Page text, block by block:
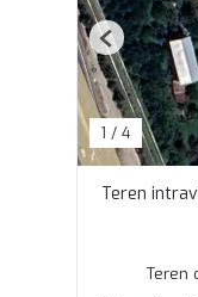
1 / 4
Previous
Teren
Teren